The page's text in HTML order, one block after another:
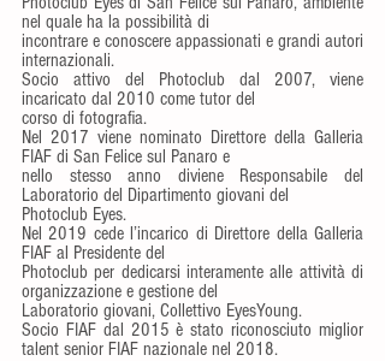
nel quale ha la possibilità di
incontrare e conoscere appassionati e grandi autori
internazionali.
Socio attivo del Photoclub dal 2007, viene
incaricato dal 2010 come tutor del
corso di fotografia.
Nel 2017 viene nominato Direttore della Galleria
FIAF di San Felice sul Panaro e
nello stesso anno diviene Responsabile del
Laboratorio del Dipartimento giovani del
Photoclub Eyes.
Nel 2019 cede l’incarico di Direttore della Galleria
FIAF al Presidente del
Photoclub per dedicarsi interamente alle attività di
organizzazione e gestione del
Laboratorio giovani, Collettivo EyesYoung.
Socio FIAF dal 2015 è stato riconosciuto miglior
talent senior FIAF nazionale nel 2018.